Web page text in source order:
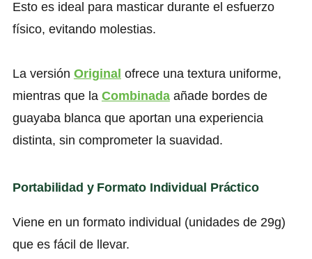
Esto es ideal para masticar durante el esfuerzo
físico, evitando molestias.
La versión Original ofrece una textura uniforme,
mientras que la Combinadaañade bordes de
guayaba blanca que aportan una experiencia
distinta, sin comprometer la suavidad.
Portabilidad y Formato Individual Práctico
Viene en un formato individual (unidades de 29g)
que es fácil de llevar.